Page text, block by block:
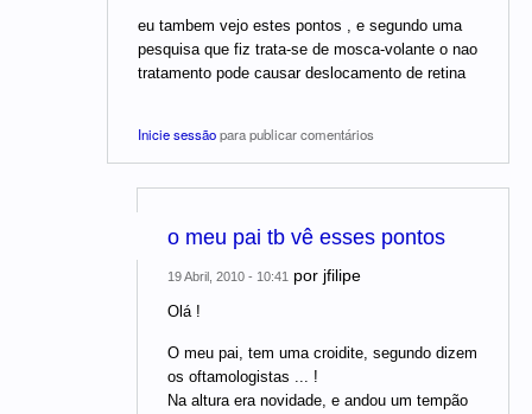
eu tambem vejo estes pontos , e segundo uma
pesquisa que fiz trata-se de mosca-volante o nao
tratamento pode causar deslocamento de retina
Inicie sessãopara publicar comentários
o meu pai tb vê esses pontos
19 Abril, 2010 - 10:41 por jfilipe
Olá !
O meu pai, tem uma croidite, segundo dizem
os oftamologistas ... !
Na altura era novidade, e andou um tempão